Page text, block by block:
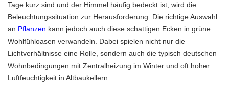
Tage kurz sind und der Himmel häufig bedeckt ist, wird die
Beleuchtungssituation zur Herausforderung. Die richtige Auswahl
an Pflanzen kann jedoch auch diese schattigen Ecken in grüne
Wohlfühloasen verwandeln. Dabei spielen nicht nur die
Lichtverhältnisse eine Rolle, sondern auch die typisch deutschen
Wohnbedingungen mit Zentralheizung im Winter und oft hoher
Luftfeuchtigkeit in Altbaukellern.